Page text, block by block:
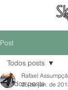
Post
Todos posts
Todos posts
Rafael
25 de jan. de